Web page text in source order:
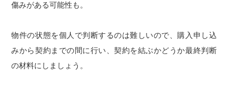
傷みがある可能性も。
物件の状態を個人で判断するのは難しいので、購入申し込
みから契約までの間に行い、契約を結ぶかどうか最終判断
の材料にしましょう。